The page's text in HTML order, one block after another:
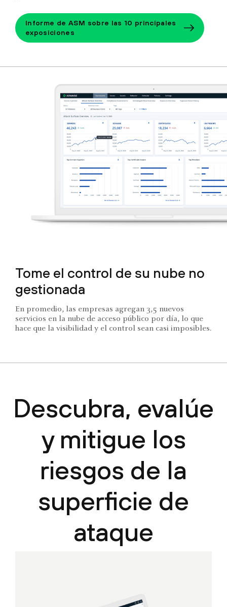
Informe de ASM sobre las 10 principales
exposiciones
Tome el control de su nube no
gestionada
En promedio, las empresas agregan 3,5 nuevos
servicios en la nube de acceso público por día, lo que
hace que la visibilidad y el control sean casi imposibles.
Descubra, evalúe
y mitigue los
riesgos de la
superficie de
ataque